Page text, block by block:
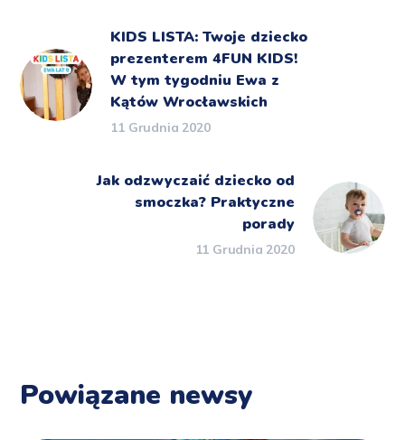
KIDS LISTA: Twoje dziecko
prezenterem 4FUN KIDS!
W tym tygodniu Ewa z
Kątów Wrocławskich
11 Grudnia 2020
Jak odzwyczaić dziecko od
smoczka? Praktyczne
porady
11 Grudnia 2020
Powiązane newsy